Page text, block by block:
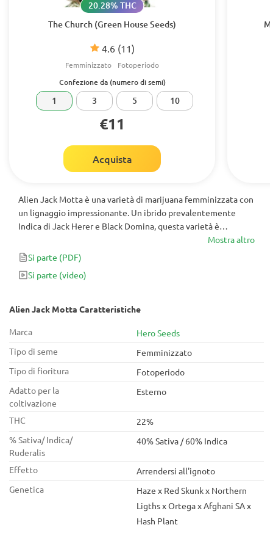
The Church (Green House Seeds)
4.6 (11)
20.28% THC
Femminizzato Fotoperiodo
Confezione da (numero di semi)
1 3 5 10
€11
Acquista
Alien Jack Motta è una varietà di marijuana femminizzata con
un lignaggio impressionante. Un ibrido prevalentemente
Indica di Jack Herer e Black Domina, questa varietà è
incredibilmente generosa in termini di resa, resina e sapori
fruttati e rigogliosi. Alien Jack Motta ha fino al 22% di THC e
rilassa profondamente l'utente senza metterti KO,
rendendolo perfetto sia per l'uso diurno che notturno e per
Mostra altro
Si parte (PDF)
Si parte (video)
Alien Jack Motta Caratteristiche
Marca
Hero Seeds
Tipo di seme
Femminizzato
Tipo di fioritura
Fotoperiodo
Adatto per la
coltivazione
Esterno
THC
22%
% Sativa/ Indica/
Ruderalis
40% Sativa / 60% Indica
Effetto
Arrendersi all'ignoto
Genetica
Haze x Red Skunk x Northern
Ligths x Ortega x Afghani SA x
Hash Plant